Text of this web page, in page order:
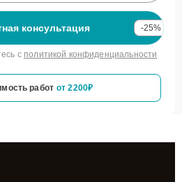
консультация -25%
с политикой конфиденциальности
работ от 2200₽